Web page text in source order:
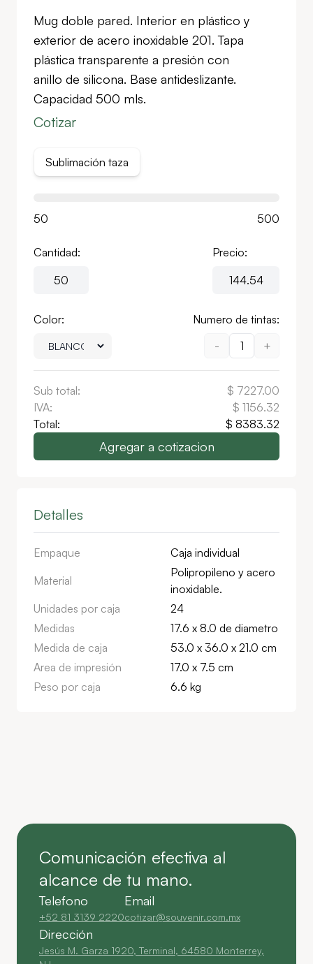
Mug doble pared. Interior en plástico y
exterior de acero inoxidable 201. Tapa
plástica transparente a presión con
anillo de silicona. Base antideslizante.
Capacidad 500 mls.
Cotizar
Sublimación taza
50 500
Cantidad: Precio:
Color:
Numero de tintas:
-
1 +
Sub total: $ 7227.00
IVA:
$ 1156.32
Total:
$ 8383.32
Agregar a cotizacion
Detalles
Empaque
Caja individual
Material
Polipropileno y acero
inoxidable.
Unidades por caja
24
Medidas
17.6 x 8.0 de diametro
Medida de caja
53.0 x 36.0 x 21.0 cm
Area de impresión
17.0 x 7.5 cm
Peso por caja
6.6 kg
Comunicación efectiva al
alcance de tu mano.
Telefono
+52 81 3139 2220
Email
cotizar@souvenir.com.mx
Dirección
Jesús M. Garza 1920, Terminal, 64580 Monterrey,